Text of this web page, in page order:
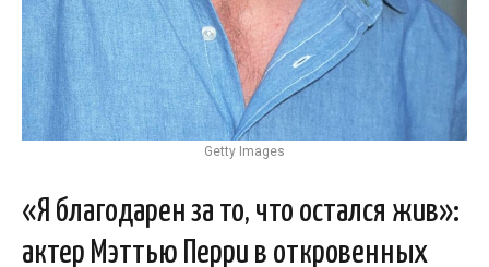
Getty Images
«Я благодарен за то, что остался жив»:
актер Мэттью Перри в откровенных